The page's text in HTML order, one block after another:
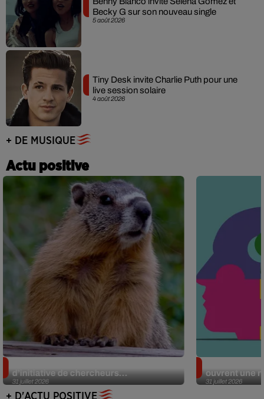
5 août 2026
Becky G sur son nouveau single
4 août 2026
Tiny Desk invite Charlie Puth pour une
live session solaire
+ DE MUSIQUE
Actu positive
31 juillet 2026
d’initiative de chercheurs...
31 juillet 2026
ouvrent une
+ D'ACTU POSITIVE